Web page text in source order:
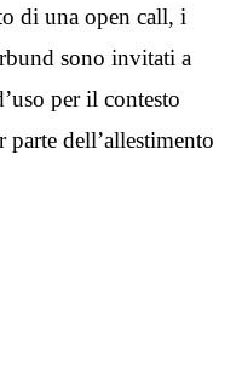
di una open call, i
sono invitati a
per il contesto
parte dell’allestimento